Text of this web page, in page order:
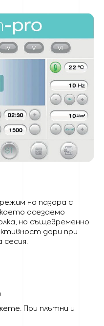
на пазара с
което осезаемо
но същевременно
дори при
При плътни и